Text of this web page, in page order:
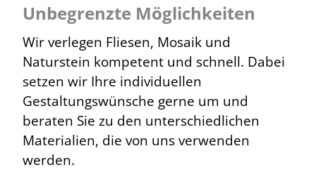
Unbegrenzte Möglichkeiten
Wir verlegen Fliesen, Mosaik und
Naturstein kompetent und schnell. Dabei
setzen wir Ihre individuellen
Gestaltungswünsche gerne um und
beraten Sie zu den unterschiedlichen
Materialien, die von uns verwenden
werden.